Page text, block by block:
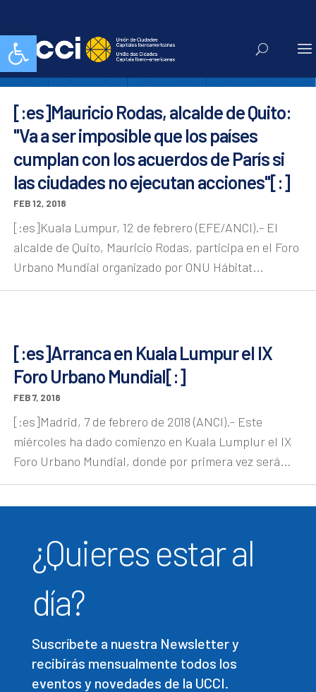
Abrir barra de herramientas
kuala lumpur
[:es]Mauricio Rodas, alcalde de Quito:
"Va a ser imposible que los países
cumplan con los acuerdos de París si
las ciudades no ejecutan acciones"[:]
FEB 12, 2018
[:es]Kuala Lumpur, 12 de febrero (EFE/ANCI).- El
alcalde de Quito, Mauricio Rodas, participa en el Foro
Urbano Mundial organizado por ONU Hábitat...
[:es]Arranca en Kuala Lumpur el IX
Foro Urbano Mundial[:]
FEB 7, 2018
[:es]Madrid, 7 de febrero de 2018 (ANCI).- Este
miércoles ha dado comienzo en Kuala Lumplur el IX
Foro Urbano Mundial, donde por primera vez será...
¿Quieres estar al
día?
Suscríbete a nuestra Newsletter y
recibirás mensualmente todos los
eventos y novedades de la UCCI.